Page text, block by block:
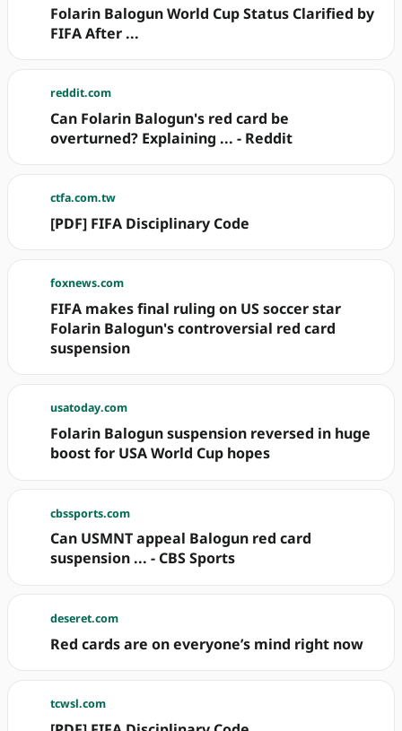
Folarin Balogun World Cup Status Clarified by
FIFA After ...
reddit.com
Can Folarin Balogun's red card be
overturned? Explaining ... - Reddit
ctfa.com.tw
[PDF] FIFA Disciplinary Code
foxnews.com
FIFA makes final ruling on US soccer star
Folarin Balogun's controversial red card
suspension
usatoday.com
Folarin Balogun suspension reversed in huge
boost for USA World Cup hopes
cbssports.com
Can USMNT appeal Balogun red card
suspension ... - CBS Sports
deseret.com
Red cards are on everyone’s mind right now
tcwsl.com